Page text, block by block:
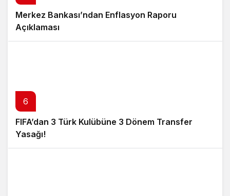
Merkez Bankası’ndan Enflasyon Raporu
Açıklaması
6
FIFA’dan 3 Türk Kulübüne 3 Dönem Transfer
Yasağı!